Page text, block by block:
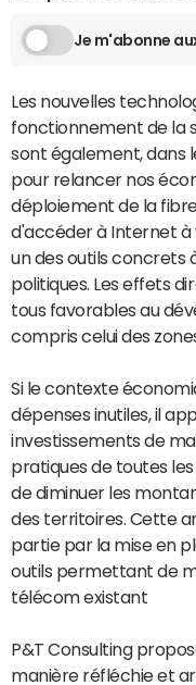
Je m'abonne
Les nouvelles
fonctionnement de la
sont également, dans
pour relancer nos
déploiement de la
d'accéder à Internet
un des outils concrets
politiques. Les effets
tous favorables au
compris celui des
Si le contexte
dépenses inutiles, il
investissements de
pratiques de toutes
de diminuer les
des territoires. Cette
partie par la mise en
outils permettant de
télécom existant
P&T Consulting
manière réfléchie et